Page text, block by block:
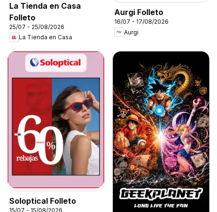
La Tienda en Casa
Folleto
25/07 - 25/08/2026
La Tienda en Casa
Aurgi Folleto
16/07 - 17/08/2026
Aurgi
Soloptical Folleto
15/07 - 15/08/2026